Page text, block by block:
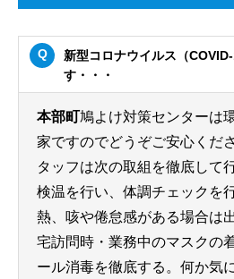
新型コロナウイルス（
す・・・
本部町鳩よけ対策センターは
家ですのでどうぞご安心くだ
タッフは次の取組を徹底して
検温を行い、体調チェックを
熱、咳や倦怠感がある場合は
宅訪問時・業務中のマスクの
ール消毒を徹底する。何か気